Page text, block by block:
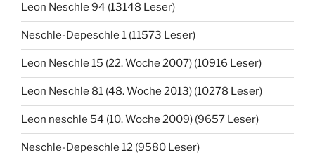
Leon Neschle 94 (13148 Leser)
Neschle-Depeschle 1 (11573 Leser)
Leon Neschle 15 (22. Woche 2007) (10916 Leser)
Leon Neschle 81 (48. Woche 2013) (10278 Leser)
Leon neschle 54 (10. Woche 2009) (9657 Leser)
Neschle-Depeschle 12 (9580 Leser)